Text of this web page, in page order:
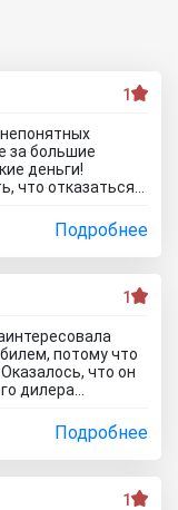
1
за большие
деньги!
что отказаться
развод и
потому что не
деньги да и
Подробнее
1
потому что
что он
дилера
на
это наглый
с
разводящая
Подробнее
1